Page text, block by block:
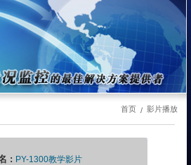
首页 / 影片播放
: PY-1300教学影片